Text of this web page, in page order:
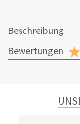
Beschreibung
Bewertungen